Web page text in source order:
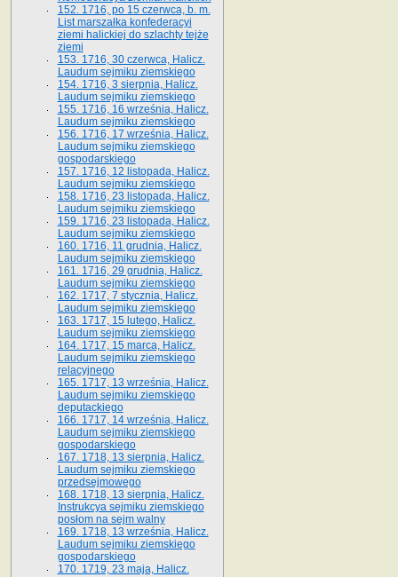
152. 1716, po 15 czerwca, b. m.
List marszałka konfederacyi
ziemi halickiej do szlachty tejże
ziemi
153. 1716, 30 czerwca, Halicz.
Laudum sejmiku ziemskiego
154. 1716, 3 sierpnia, Halicz.
Laudum sejmiku ziemskiego
155. 1716, 16 września, Halicz.
Laudum sejmiku ziemskiego
156. 1716, 17 września, Halicz.
Laudum sejmiku ziemskiego
gospodarskiego
157. 1716, 12 listopada, Halicz.
Laudum sejmiku ziemskiego
158. 1716, 23 listopada, Halicz.
Laudum sejmiku ziemskiego
159. 1716, 23 listopada, Halicz.
Laudum sejmiku ziemskiego
160. 1716, 11 grudnia, Halicz.
Laudum sejmiku ziemskiego
161. 1716, 29 grudnia, Halicz.
Laudum sejmiku ziemskiego
162. 1717, 7 stycznia, Halicz.
Laudum sejmiku ziemskiego
163. 1717, 15 lutego, Halicz.
Laudum sejmiku ziemskiego
164. 1717, 15 marca, Halicz.
Laudum sejmiku ziemskiego
relacyjnego
165. 1717, 13 września, Halicz.
Laudum sejmiku ziemskiego
deputackiego
166. 1717, 14 września, Halicz.
Laudum sejmiku ziemskiego
gospodarskiego
167. 1718, 13 sierpnia, Halicz.
Laudum sejmiku ziemskiego
przedsejmowego
168. 1718, 13 sierpnia, Halicz.
Instrukcya sejmiku ziemskiego
posłom na sejm walny
169. 1718, 13 września, Halicz.
Laudum sejmiku ziemskiego
gospodarskiego
170. 1719, 23 maja, Halicz.